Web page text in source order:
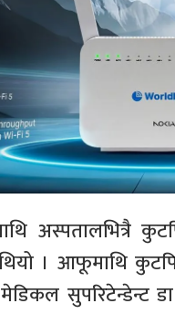
अस्पतालभित्रै
। आफूमाथि
सुपरिटेन्डेन्ट